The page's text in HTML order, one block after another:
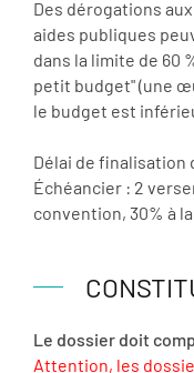
Des dérogations
aides publiques
dans la limite de 60
petit budget" (une
le budget est
Délai de finalisation
Échéancier : 2
convention, 30% à
Le dossier doit
Attention, les